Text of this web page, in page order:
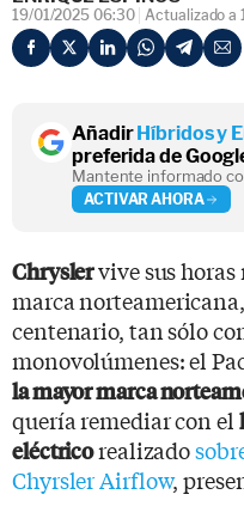
19/01/2025 06:30 Actualizado a
AñadirHíbridos y
preferida de
Mantente informado
ACTIVAR AHORA
Chryslervive sus horas
marca
centenario, tan sólo
monovolúmenes: el
la mayor marca
quería remediar con el
eléctricorealizado
Chyrsler Airflow,